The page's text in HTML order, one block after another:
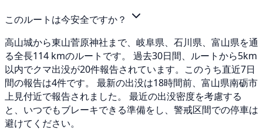
このルートは今安全ですか？
高山城から東山菅原神社まで、岐阜県、石川県、富山県を通
る全長114 kmのルートです。 過去30日間、ルートから5km
以内でクマ出没が20件報告されています。このうち直近7日
間の報告は4件です。 最新の出没は18時間前、富山県南砺市
上見付近で報告されました。 最近の出没密度を考慮する
と、いつでもブレーキできる準備をし、警戒区間での停車は
避けてください。